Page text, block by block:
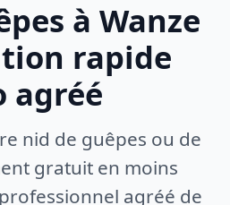
à Wanze
rapide
agréé
nid de guêpes ou de
gratuit en moins
agréé de